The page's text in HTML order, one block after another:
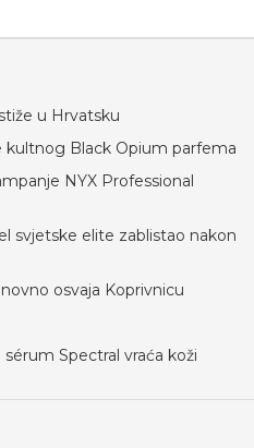
u Hrvatsku
kultnog Black Opium parfema
NYX Professional
svjetske elite zablistao nakon
osvaja Koprivnicu
Spectral vraća koži